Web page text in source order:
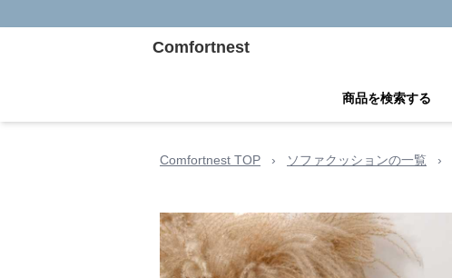
Comfortnest
商品を検索する
Comfortnest TOP › ソファクッションの一覧 ›